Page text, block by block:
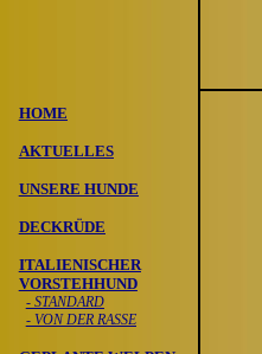
HOME
AKTUELLES
UNSERE HUNDE
DECKRÜDE
ITALIENISCHER
VORSTEHHUND
- STANDARD
- VON DER RASSE